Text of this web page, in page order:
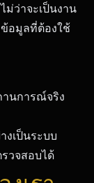
ม่ว่าจะเป็นงาน
อมูลที่ต้องใช้
นการณ์จริง
งเป็นระบบ
วจสอบได้